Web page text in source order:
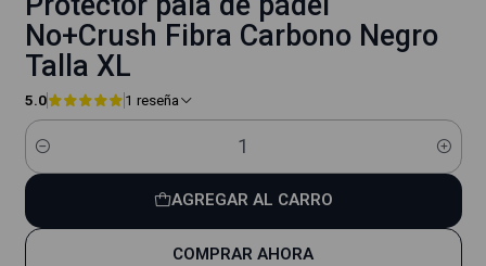
No+Crush Fibra Carbono Negro
Talla XL
5.0 1 reseña
Cantidad
AGREGAR AL CARRO
COMPRAR AHORA